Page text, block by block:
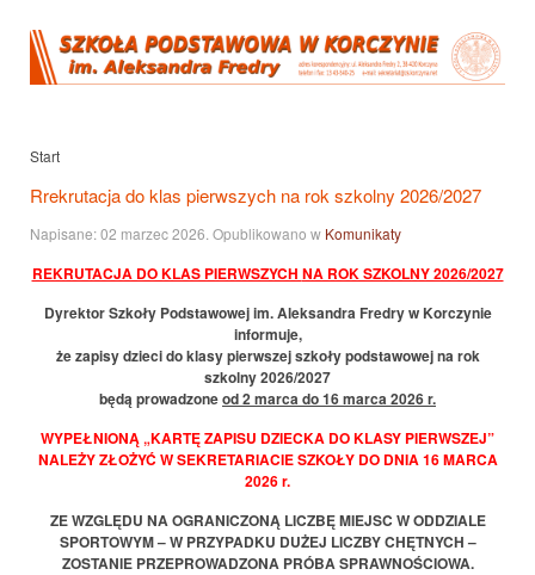
Start
Rrekrutacja do klas pierwszych na rok szkolny 2026/2027
Napisane:02 marzec 2026 . Opublikowano w Komunikaty
REKRUTACJA DO KLAS PIERWSZYCH NA ROK SZKOLNY 2026/2027
Dyrektor Szkoły Podstawowej im. Aleksandra Fredry w Korczynie
informuje,
że zapisy dzieci do klasy pierwszej szkoły podstawowej na rok
szkolny 2026/2027
będą prowadzoneod 2 marca do 16 marca 2026 r.
WYPEŁNIONĄ „KARTĘ ZAPISU DZIECKA DO KLASY PIERWSZEJ”
NALEŻY ZŁOŻYĆ W SEKRETARIACIE SZKOŁY DO DNIA 16 MARCA
2026 r.
ZE WZGLĘDU NA OGRANICZONĄ LICZBĘ MIEJSC W ODDZIALE
SPORTOWYM – W PRZYPADKU DUŻEJ LICZBY CHĘTNYCH –
ZOSTANIE PRZEPROWADZONA PRÓBA SPRAWNOŚCIOWA.